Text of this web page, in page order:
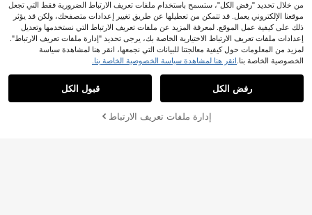
أضف إلى عربة التسوق بنجاح
من خلال تحديد "رفض الكل"، ستسمح باستخدام ملفات تعريف الارتباط الضرورية فقط التي تجعل
موقعنا الإلكتروني يعمل. قد تتمكن من تعطيلها عن طريق تغيير إعدادات متصفحك، ولكن قد يؤثر
ذلك على كيفية عمل الموقع. لمعرفة المزيد عن ملفات تعريف الارتباط التي نستخدمها وتعديل
إعدادات ملفات تعريف الارتباط الاختيارية الخاصة بك، يرجى تحديد "إدارة ملفات تعريف الارتباط".
لمزيد من المعلومات حول كيفية معالجتنا للبيانات التي نجمعها، انقر هنا لمشاهدة سياسة
الخصوصية الخاصة بنا. انقر هنا لمشاهدة سياسة الخصوصية الخاصة بنا.
رفض الكل قبول الكل
إدارة ملفات تعريف الارتباط